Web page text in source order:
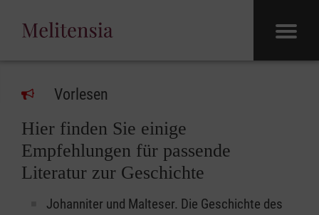
Vorlesen
Hier finden Sie einige
Empfehlungen für passende
Literatur zur Geschichte
Johanniter und Malteser. Die Geschichte des